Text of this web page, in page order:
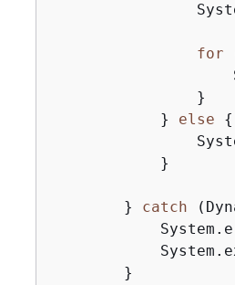
for
                }
            }
else
{
            }
        }
catch
        }